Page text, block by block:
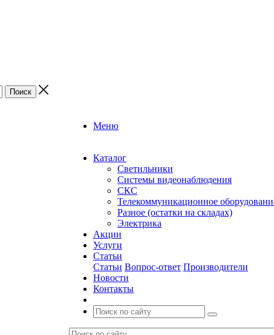
Меню
Каталог
Светильники
Системы видеонаблюдения
СКС
Телекоммуникационное
Разное (остатки на складах)
Электрика
Акции
Услуги
Статьи
Статьи Вопрос-ответ Производители
Новости
Контакты